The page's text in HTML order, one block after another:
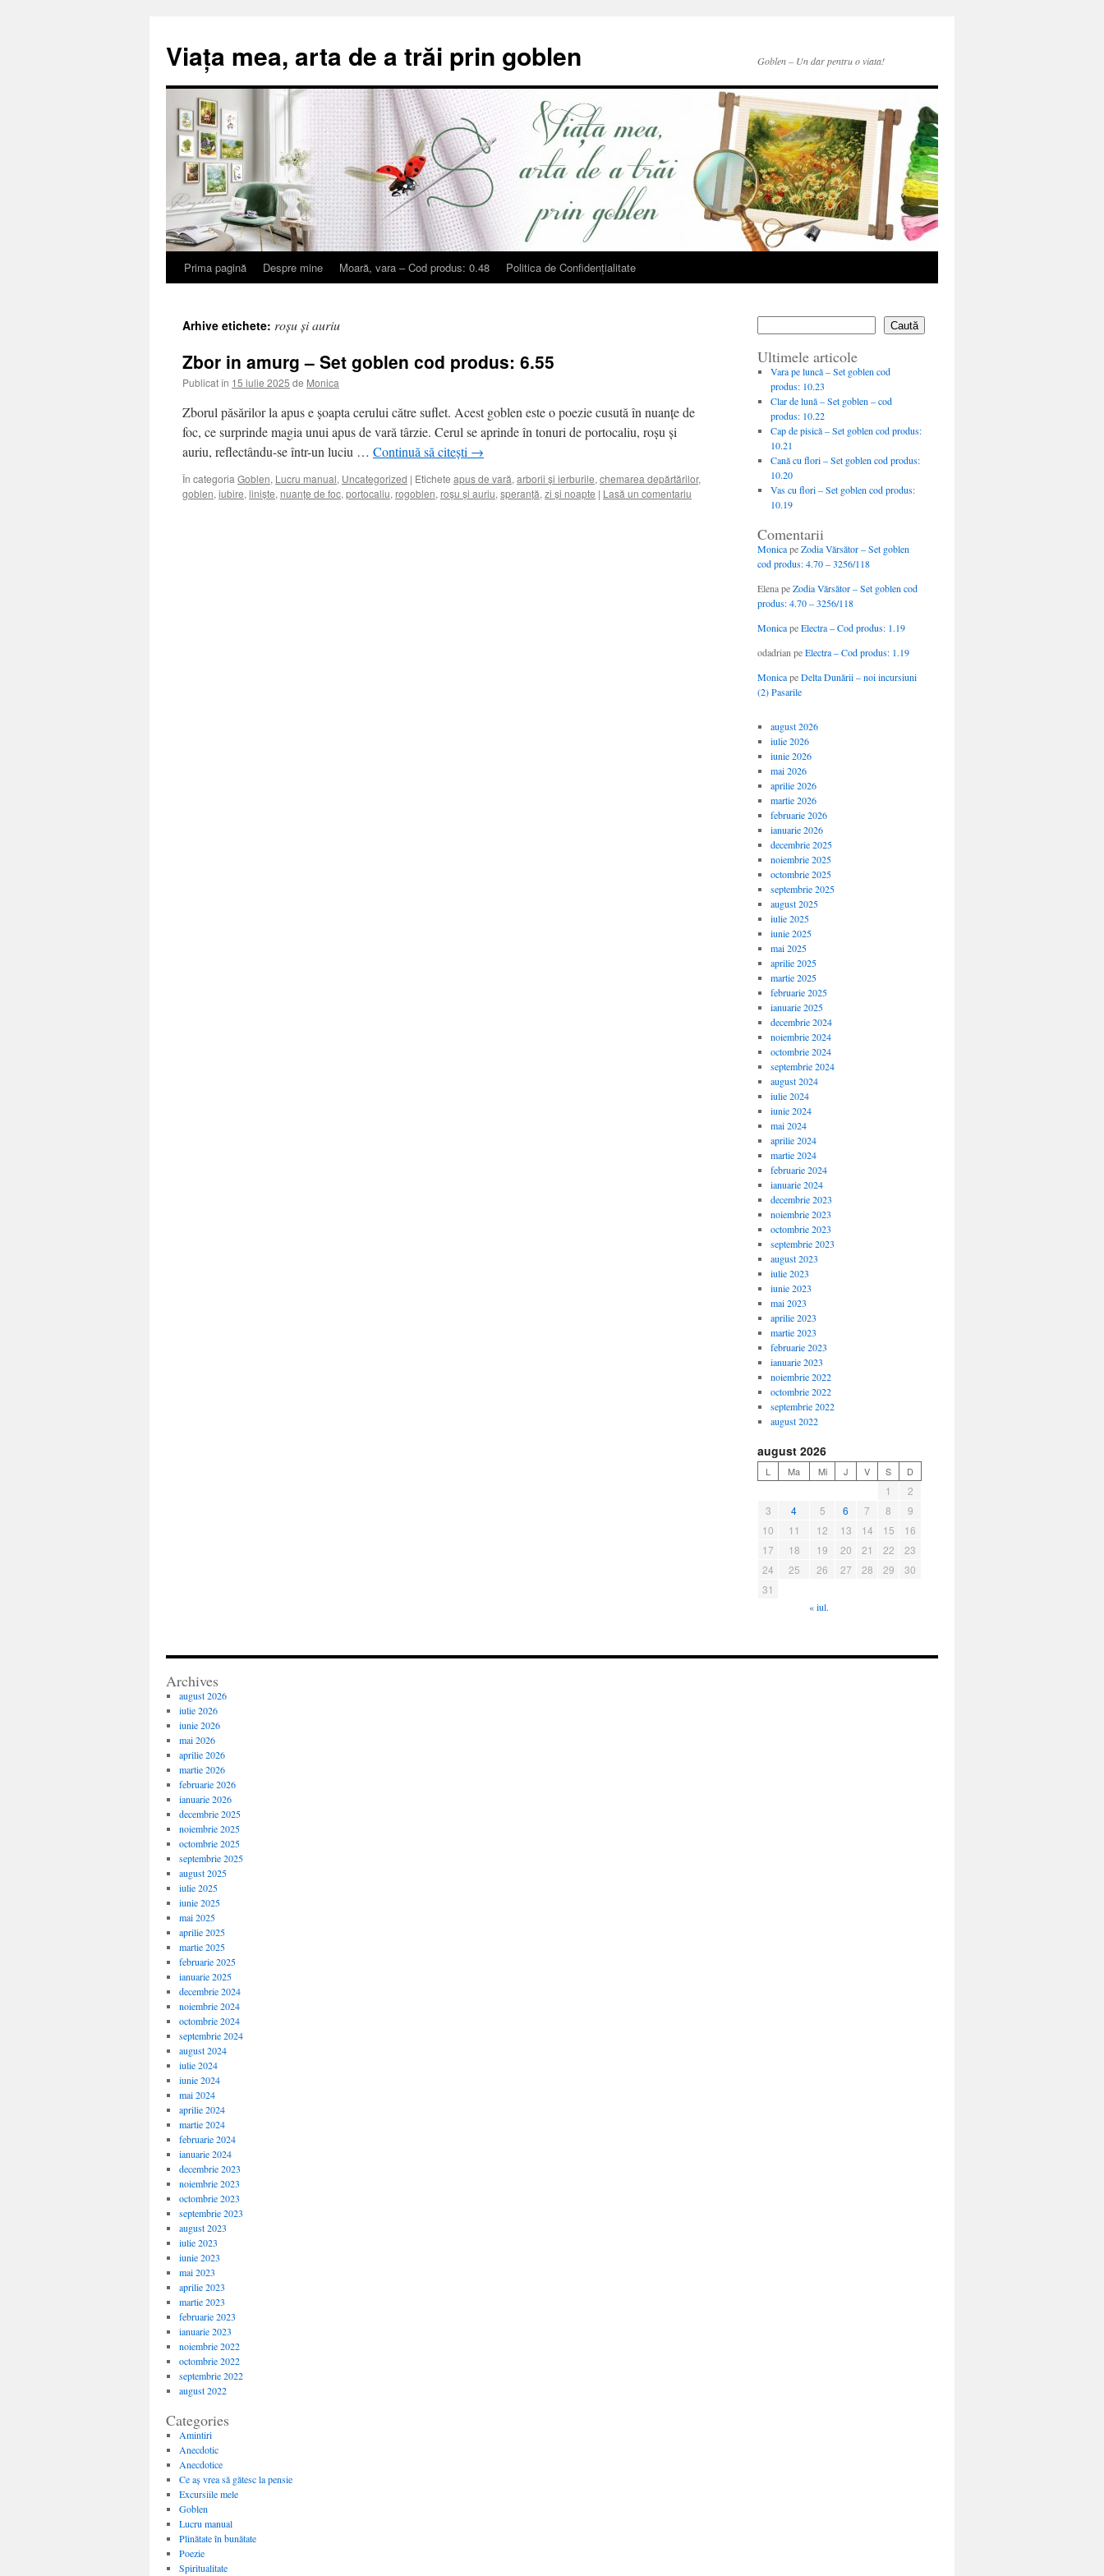
Viața mea, arta de a trăi prin goblen Goblen – Un dar pentru o viata!
Sari
conținut
Prima pagină Despre mine Moară, vara – Cod produs: 0.48 Politica de Confidențialitate
Arhive etichete: roșu și auriu
Zbor in amurg – Set goblen cod produs: 6.55
Publicat în 15 iulie 2025 de Monica
Zborul păsărilor la apus e șoapta cerului către suflet. Acest goblen este o poezie cusută în nuanțe de
foc, ce surprinde magia unui apus de vară târzie. Cerul se aprinde în tonuri de portocaliu, roșu și
auriu, reflectându-se într-un luciu … Continuă să citești →
În categoria Goblen, Lucru manual, Uncategorized | Etichete apus de vară, arborii și ierburile, chemarea depărtărilor,
goblen, iubire, liniște, nuanțe de foc, portocaliu, rogoblen, roșu și auriu, speranță, zi și noapte | Lasă un comentariu
Caută
Ultimele articole
Vara pe luncă – Set goblen cod
produs: 10.23
Clar de lună – Set goblen – cod
produs: 10.22
Cap de pisică – Set goblen cod produs:
10.21
Cană cu flori – Set goblen cod produs:
10.20
Vas cu flori – Set goblen cod produs:
10.19
Comentarii
MonicapeZodia Vărsător – Set goblen
cod produs: 4.70 – 3256/118
ElenapeZodia Vărsător – Set goblen cod
produs: 4.70 – 3256/118
MonicapeElectra – Cod produs: 1.19
odadrian peElectra – Cod produs: 1.19
MonicapeDelta Dunării – noi incursiuni
(2) Pasarile
august 2026
iulie 2026
iunie 2026
mai 2026
aprilie 2026
martie 2026
februarie 2026
ianuarie 2026
decembrie 2025
noiembrie 2025
octombrie 2025
septembrie 2025
august 2025
iulie 2025
iunie 2025
mai 2025
aprilie 2025
martie 2025
februarie 2025
ianuarie 2025
decembrie 2024
noiembrie 2024
octombrie 2024
septembrie 2024
august 2024
iulie 2024
iunie 2024
mai 2024
aprilie 2024
martie 2024
februarie 2024
ianuarie 2024
decembrie 2023
noiembrie 2023
octombrie 2023
septembrie 2023
august 2023
iulie 2023
iunie 2023
mai 2023
aprilie 2023
martie 2023
februarie 2023
ianuarie 2023
noiembrie 2022
octombrie 2022
septembrie 2022
august 2022
august 2026
L Ma Mi J V S D
1
2
3
4 5 6 7 8
9
10
11 12 13 14 15
16
17
18 19 20 21 22
23
24
25 26 27 28 29
30
31
« iul.
Archives
august 2026
iulie 2026
iunie 2026
mai 2026
aprilie 2026
martie 2026
februarie 2026
ianuarie 2026
decembrie 2025
noiembrie 2025
octombrie 2025
septembrie 2025
august 2025
iulie 2025
iunie 2025
mai 2025
aprilie 2025
martie 2025
februarie 2025
ianuarie 2025
decembrie 2024
noiembrie 2024
octombrie 2024
septembrie 2024
august 2024
iulie 2024
iunie 2024
mai 2024
aprilie 2024
martie 2024
februarie 2024
ianuarie 2024
decembrie 2023
noiembrie 2023
octombrie 2023
septembrie 2023
august 2023
iulie 2023
iunie 2023
mai 2023
aprilie 2023
martie 2023
februarie 2023
ianuarie 2023
noiembrie 2022
octombrie 2022
septembrie 2022
august 2022
Categories
Amintiri
Anecdotic
Anecdotice
Ce aș vrea să gătesc la pensie
Excursiile mele
Goblen
Lucru manual
Plinătate în bunătate
Poezie
Spiritualitate